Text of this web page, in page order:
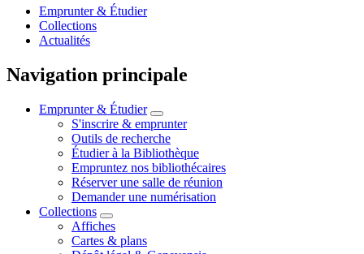
Emprunter & Étudier
Collections
Actualités
Navigation principale
Emprunter & Étudier
S'inscrire & emprunter
Outils de recherche
Étudier à la Bibliothèque
Empruntez nos bibliothécaires
Réserver une salle de réunion
Demander une numérisation
Collections
Affiches
Cartes & plans